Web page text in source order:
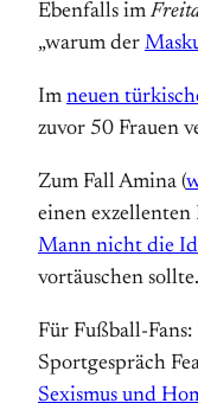
Ebenfalls im
„warum der
Im neuen
zuvor 50 Frauen
Zum Fall Amina (
einen exzellenten
Mann nicht die
vortäuschen sollte.
Für Fußball-
Sportgespräch
Sexismus und